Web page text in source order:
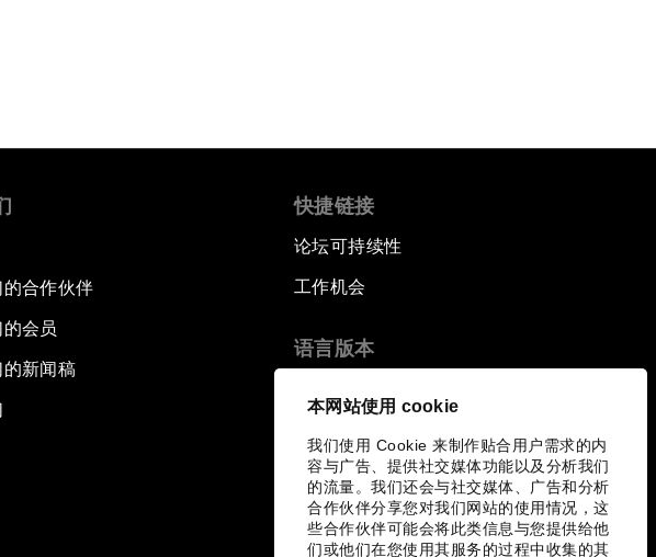
本网站使用 cookie
我们使用 Cookie 来制作贴合用户需求的内
容与广告、提供社交媒体功能以及分析我们
的流量。我们还会与社交媒体、广告和分析
合作伙伴分享您对我们网站的使用情况，这
些合作伙伴可能会将此类信息与您提供给他
们或他们在您使用其服务的过程中收集的其
合作伙伴
会员
新闻稿
快捷链接
论坛可持续性
工作机会
语言版本